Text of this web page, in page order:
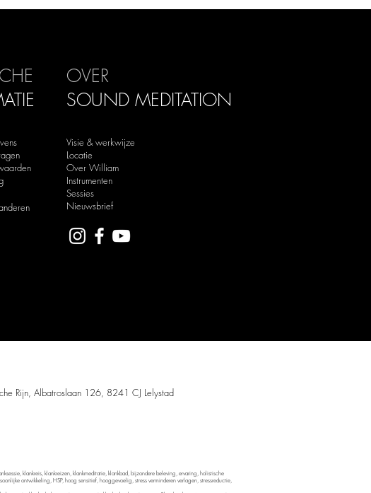
OVER
SOUND MEDITATION
Visie & werkwijze
Locatie
Over William
Instrumenten
Sessies
Nieuwsbrief
Rijn, Albatroslaan 126, 8241 CJ Lelystad
klankreis, klankreizen, klankmeditatie, klankbad, bijzondere beleving, ervaring, holistische
ontwikkeling, HSP, hoog sensitief, hooggevoelig, stress verminderen verlagen, stressreductie,